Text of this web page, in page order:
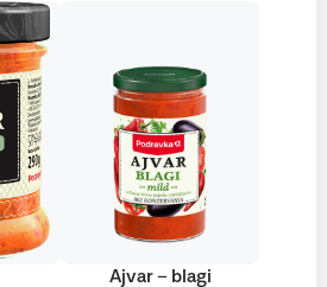
Ajvar – blagi